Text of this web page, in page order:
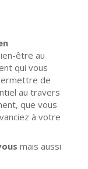
être au
qui vous
de
au travers
que vous
à votre
mais aussi